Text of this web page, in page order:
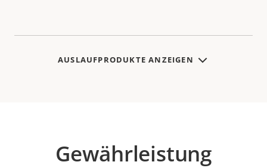
AUSLAUFPRODUKTE ANZEIGEN
Gewährleistung